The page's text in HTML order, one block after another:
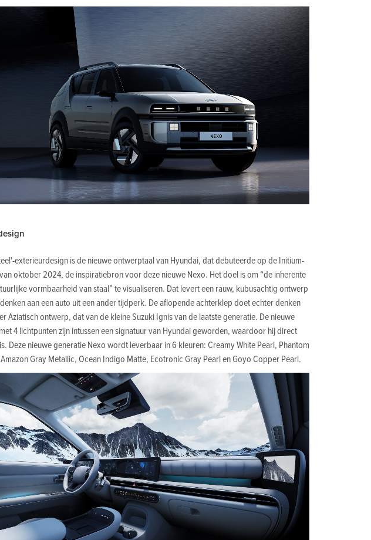
exterieurdesign is de nieuwe ontwerptaal van Hyundai, dat debuteerde op de Initium-
oktober 2024, de inspiratiebron voor deze nieuwe Nexo. Het doel is om “de inherente
vormbaarheid van staal” te visualiseren. Dat levert een rauw, kubusachtig ontwerp
aan een auto uit een ander tijdperk. De aflopende achterklep doet echter denken
Aziatisch ontwerp, dat van de kleine Suzuki Ignis van de laatste generatie. De nieuwe
4 lichtpunten zijn intussen een signatuur van Hyundai geworden, waardoor hij direct
Deze nieuwe generatie Nexo wordt leverbaar in 6 kleuren: Creamy White Pearl, Phantom
Gray Metallic, Ocean Indigo Matte, Ecotronic Gray Pearl en Goyo Copper Pearl.